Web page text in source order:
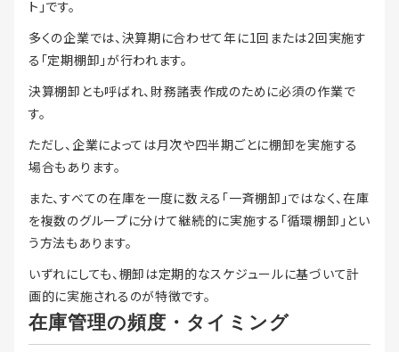
ト」です。
多くの企業では、決算期に合わせて年に1回または2回実施す
る「定期棚卸」が行われます。
決算棚卸とも呼ばれ、財務諸表作成のために必須の作業で
す。
ただし、企業によっては月次や四半期ごとに棚卸を実施する
場合もあります。
また、すべての在庫を一度に数える「一斉棚卸」ではなく、在庫
を複数のグループに分けて継続的に実施する「循環棚卸」とい
う方法もあります。
いずれにしても、棚卸は定期的なスケジュールに基づいて計
画的に実施されるのが特徴です。
在庫管理の頻度・タイミング